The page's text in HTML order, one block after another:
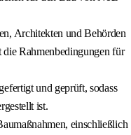
Architekten und Behörden
Rahmenbedingungen für
und geprüft, sodass
ist.
einschließlich